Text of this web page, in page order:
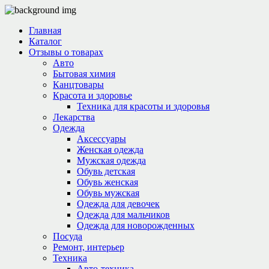
Главная
Каталог
Отзывы о товарах
Авто
Бытовая химия
Канцтовары
Красота и здоровье
Техника для красоты и здоровья
Лекарства
Одежда
Аксессуары
Женская одежда
Мужская одежда
Обувь детская
Обувь женская
Обувь мужская
Одежда для девочек
Одежда для мальчиков
Одежда для новорожденных
Посуда
Ремонт, интерьер
Техника